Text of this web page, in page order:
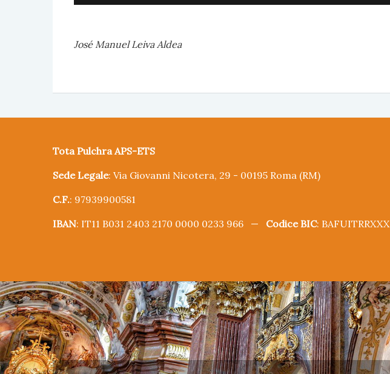
José Manuel Leiva Aldea
Tota Pulchra APS-ETS
Sede Legale: Via Giovanni Nicotera, 29 - 00195 Roma (RM)
C.F.: 97939900581
IBAN: IT11 B031 2403 2170 0000 0233 966 — Codice BIC: BAFUITRRXXX